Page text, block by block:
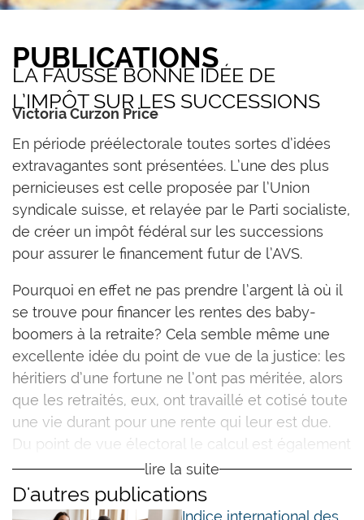
PUBLICATIONS
LA FAUSSE BONNE IDÉE DE
L’IMPÔT SUR LES SUCCESSIONS
Victoria Curzon Price
En période préélectorale toutes sortes d’idées
extravagantes sont présentées. L’une des plus
pernicieuses est celle proposée par l’Union
syndicale suisse, et relayée par le Parti socialiste,
de créer un impôt fédéral sur les successions
pour assurer le financement futur de l’AVS.
Pourquoi en effet ne pas prendre l’argent là où il
se trouve pour financer les rentes des baby-
boomers à la retraite? Cela semble même une
excellente idée du point de vue de la justice: les
héritiers d’une fortune ne l’ont pas méritée, alors
que les retraités, eux, ont travaillé et cotisé toute
une vie durant pour une rente qui leur est due.
Du point de vue électoral le calcul est également
imbattable: on satisfait un grand nombre de
personnes méritantes au détriment d’un tout petit
nombre de «riches» (dont la fortune est déjà
lire la suite
D'autres publications
Indice international des